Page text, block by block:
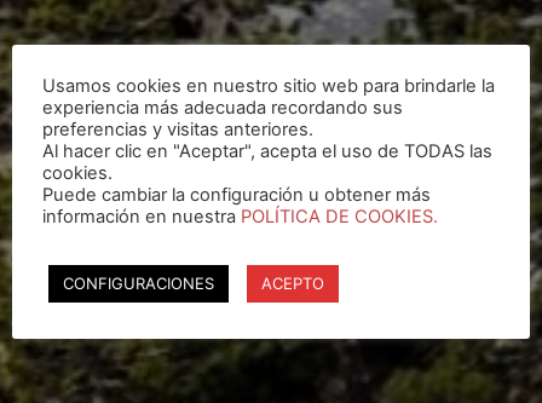
Usamos cookies en nuestro sitio web para brindarle la
experiencia más adecuada recordando sus
preferencias y visitas anteriores.
Al hacer clic en "Aceptar", acepta el uso de TODAS las
cookies.
Puede cambiar la configuración u obtener más
información en nuestra POLÍTICA DE COOKIES.
CONFIGURACIONES ACEPTO